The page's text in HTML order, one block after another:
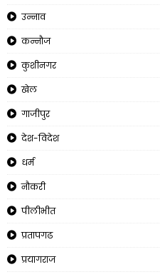
उन्नाव
कन्नौज
कुशीनगर
खेल
गाजीपुर
देश-विदेश
धर्म
नौकरी
पीलीभीत
प्रतापगढ
प्रयागराज